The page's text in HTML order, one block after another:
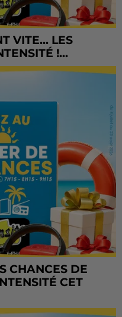
VITE... LES
!...
CHANCES DE
CET